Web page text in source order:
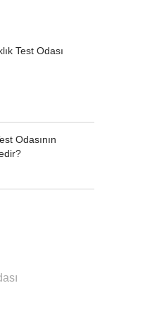
Test Odası
Odasının